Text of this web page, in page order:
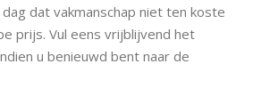
dat vakmanschap niet ten koste
prijs. Vul eens vrijblijvend het
u benieuwd bent naar de